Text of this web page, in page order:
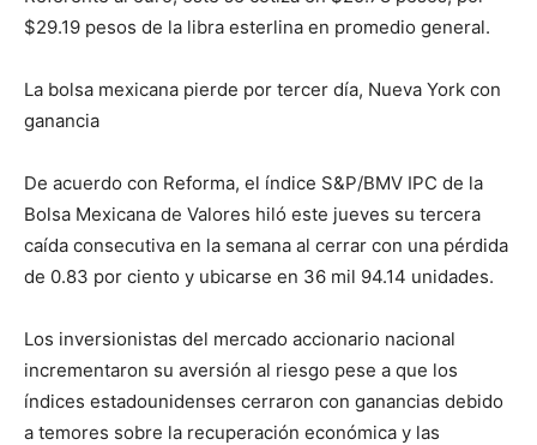
$29.19 pesos de la libra esterlina en promedio general.
La bolsa mexicana pierde por tercer día, Nueva York con
ganancia
De acuerdo con Reforma, el índice S&P/BMV IPC de la
Bolsa Mexicana de Valores hiló este jueves su tercera
caída consecutiva en la semana al cerrar con una pérdida
de 0.83 por ciento y ubicarse en 36 mil 94.14 unidades.
Los inversionistas del mercado accionario nacional
incrementaron su aversión al riesgo pese a que los
índices estadounidenses cerraron con ganancias debido
a temores sobre la recuperación económica y las